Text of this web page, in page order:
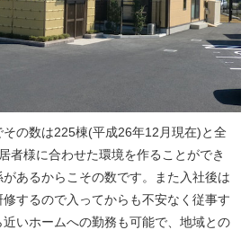
の数は225棟(平成26年12月現在)と全
者様に合わせた環境を作ることができ
あるからこその数です。また入社後は
するので入ってからも不安なく従事す
いホームへの勤務も可能で、地域との